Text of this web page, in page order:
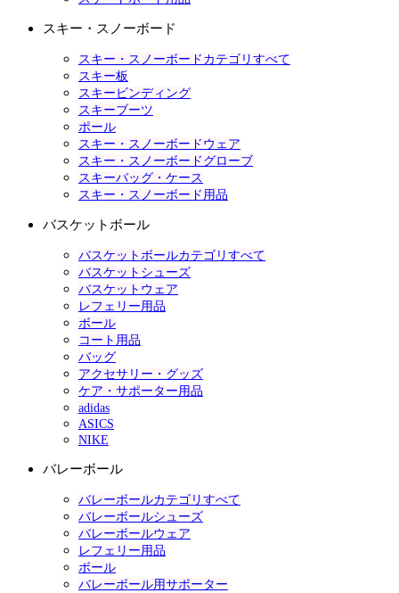
スキー・スノーボード
スキー・スノーボードカテゴリすべて
スキー板
スキービンディング
スキーブーツ
ポール
スキー・スノーボードウェア
スキー・スノーボードグローブ
スキーバッグ・ケース
スキー・スノーボード用品
バスケットボール
バスケットボールカテゴリすべて
バスケットシューズ
バスケットウェア
レフェリー用品
ボール
コート用品
バッグ
アクセサリー・グッズ
ケア・サポーター用品
adidas
ASICS
NIKE
バレーボール
バレーボールカテゴリすべて
バレーボールシューズ
バレーボールウェア
レフェリー用品
ボール
バレーボール用サポーター